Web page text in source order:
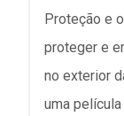
Proteção e
proteger e
no exterior
uma